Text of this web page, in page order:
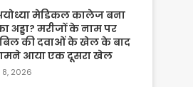
मेडिकल कालेज बना
अड्डा? मरीजों के नाम पर
बिल की दवाओं के खेल के बाद
आया एक दूसरा खेल
8, 2026